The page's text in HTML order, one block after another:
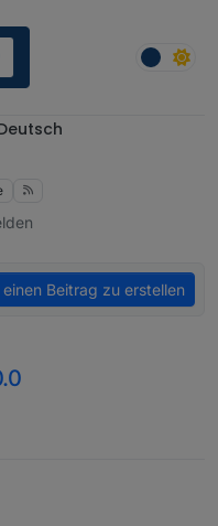
Beitrag zu erstellen